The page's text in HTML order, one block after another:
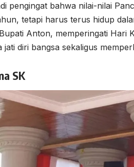
pengingat bahwa nilai-nilai
tetapi harus terus hidup
Anton, memperingati Hari
diri bangsa sekaligus
SK